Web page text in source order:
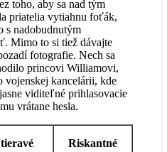
toho, aby sa nad tým
priatelia vytiahnu foťák,
s nadobudnutým
Mimo to si tiež dávajte
fotografie. Nech sa
princovi Williamovi,
vojenskej kancelárii, kde
viditeľné prihlasovacie
vrátane hesla.
Riskantné